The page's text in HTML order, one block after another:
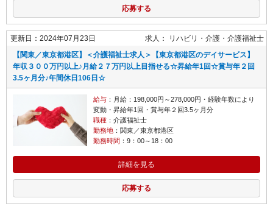
応募する
更新日：2024年07月23日 求人： リハビリ・介護
介護福祉士
【関東／東京都港区】＜介護福祉士求人＞【東京都港区のデイサービス】
年収３００万円以上♪月給２７万円以上目指せる☆昇給年1回☆賞与年２回
3.5ヶ月分♪年間休日106日☆
給与：月給：198,000円～278,000円・経験年数により
変動・昇給年1回・賞与年２回3.5ヶ月分
職種：介護福祉士
勤務地：関東／東京都港区
勤務時間 ：9：00～18：00
詳細を見る
応募する